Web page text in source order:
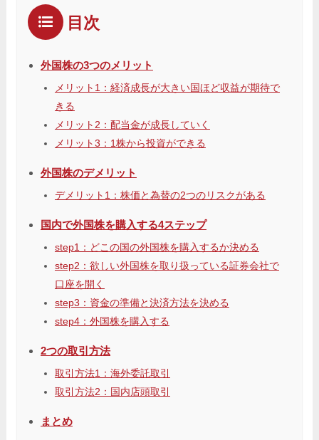
目次
外国株の3つのメリット
メリット1：経済成長が大きい国ほど収益が期待で
きる
メリット2：配当金が成長していく
メリット3：1株から投資ができる
外国株のデメリット
デメリット1：株価と為替の2つのリスクがある
国内で外国株を購入する4ステップ
step1：どこの国の外国株を購入するか決める
step2：欲しい外国株を取り扱っている証券会社で
口座を開く
step3：資金の準備と決済方法を決める
step4：外国株を購入する
2つの取引方法
取引方法1：海外委託取引
取引方法2：国内店頭取引
まとめ